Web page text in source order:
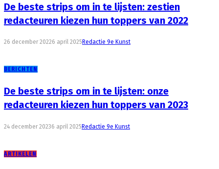
De beste strips om in te lijsten: zestien
redacteuren kiezen hun toppers van 2022
26 december 20226 april 2025 Redactie 9e Kunst
BERICHTEN
De beste strips om in te lijsten: onze
redacteuren kiezen hun toppers van 2023
24 december 20236 april 2025Redactie 9e Kunst
ARTIKELEN